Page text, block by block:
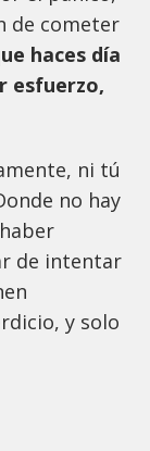
de cometer
haces día
esfuerzo,
ni tú
no hay
de intentar
y solo